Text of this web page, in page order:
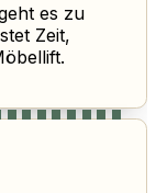
es zu
Zeit,